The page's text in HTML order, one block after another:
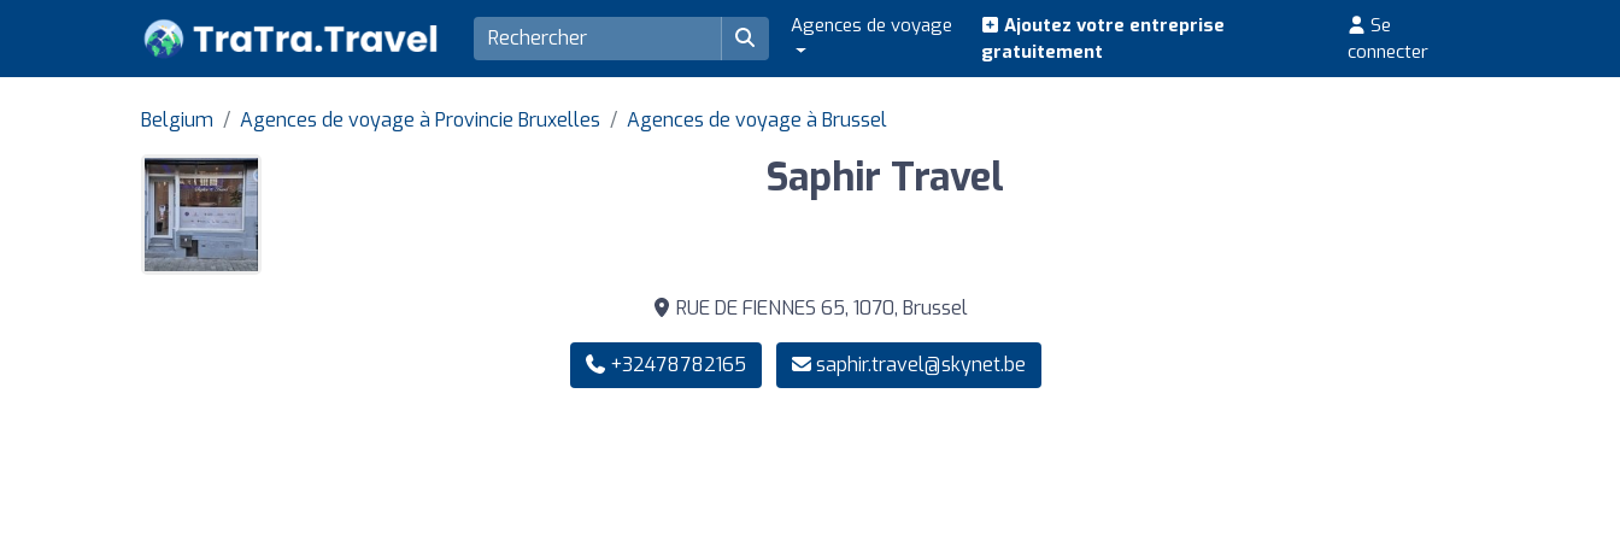
Agences de voyage
Ajoutez votre entreprise
gratuitement
Se
connecter
Belgium Agences de voyage à Provincie Bruxelles Agences de voyage à Brussel
Saphir Travel
RUE DE FIENNES 65, 1070, Brussel
+32478782165 saphir.travel@skynet.be